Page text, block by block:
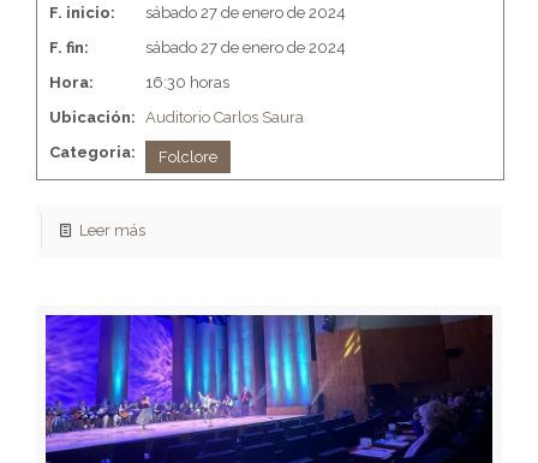
F. inicio:
sábado 27 de enero de 2024
F. fin:
sábado 27 de enero de 2024
Hora:
16:30 horas
Ubicación: Auditorio Carlos Saura
Categoria:
Folclore
Leer más